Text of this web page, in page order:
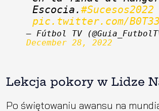
Escocia. #Sucesos2022
pic.twitter.com/
December 28, 2022
Lekcja pokory w Lidze
Po świętowaniu awansu na